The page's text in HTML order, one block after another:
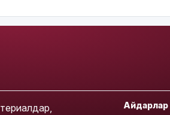
Айдарлар